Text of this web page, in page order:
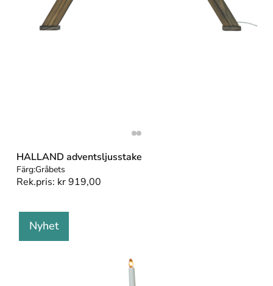
HALLAND adventsljusstake
Färg:Gråbets
Rek.pris: kr919,00
Nyhet